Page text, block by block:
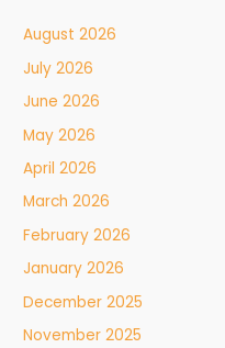
August 2026
July 2026
June 2026
May 2026
April 2026
March 2026
February 2026
January 2026
December 2025
November 2025